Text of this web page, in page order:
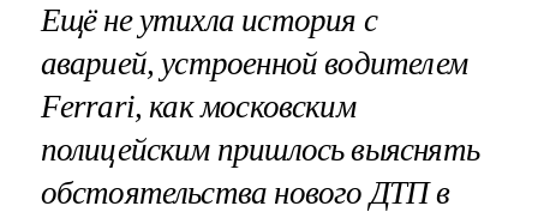
Ещё не утихла история с
аварией, устроенной водителем
Ferrari, как московским
полицейским пришлось выяснять
обстоятельства нового ДТП в